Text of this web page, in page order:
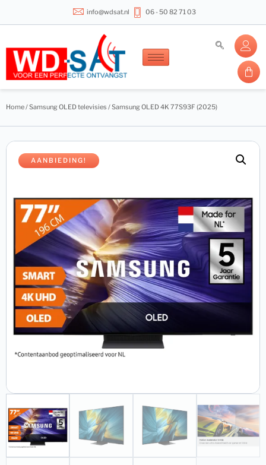
info@wdsat.nl 06 - 50 82 71 03
Home/Samsung OLED televisies / Samsung OLED 4K 77S93F (2025)
AANBIEDING!